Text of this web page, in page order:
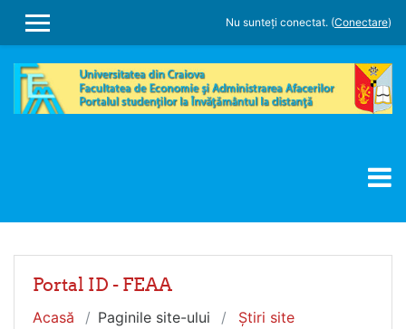
PANOU LATERAL
Nu sunteți conectat. (Conectare)
Portal ID - FEAA
Acasă Paginile site-ului
Ştiri site